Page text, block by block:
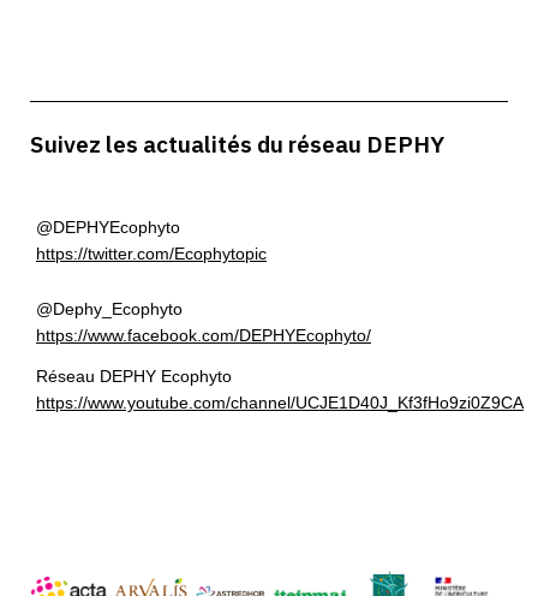
Suivez les actualités du réseau DEPHY
@DEPHYEcophyto
https://twitter.com/Ecophytopic
@Dephy_Ecophyto
https://www.facebook.com/DEPHYEcophyto/​
Réseau DEPHY Ecophyto
https://www.youtube.com/channel/UCJE1D40J_Kf3fHo9zi0Z9CA